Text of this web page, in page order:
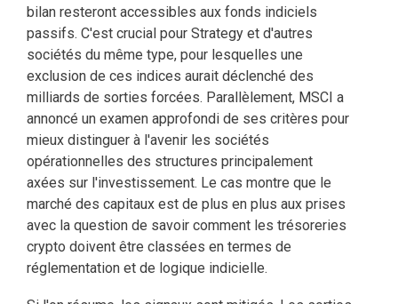
bilan resteront accessibles aux fonds indiciels
passifs. C'est crucial pour Strategy et d'autres
sociétés du même type, pour lesquelles une
exclusion de ces indices aurait déclenché des
milliards de sorties forcées. Parallèlement, MSCI a
annoncé un examen approfondi de ses critères pour
mieux distinguer à l'avenir les sociétés
opérationnelles des structures principalement
axées sur l'investissement. Le cas montre que le
marché des capitaux est de plus en plus aux prises
avec la question de savoir comment les trésoreries
crypto doivent être classées en termes de
réglementation et de logique indicielle.